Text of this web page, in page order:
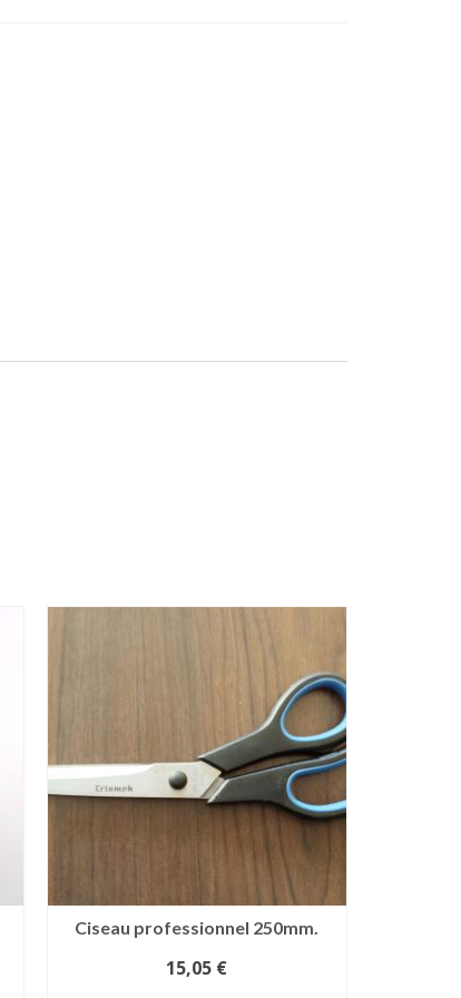
Ciseau professionnel 250mm.
15,05 €